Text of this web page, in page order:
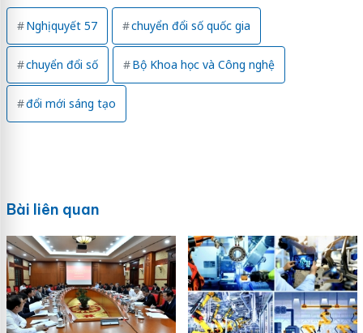
Nghị quyết 57 chuyển đổi số quốc gia
chuyển đổi số Bộ Khoa học và Công nghệ
đổi mới sáng tạo
Bài liên quan